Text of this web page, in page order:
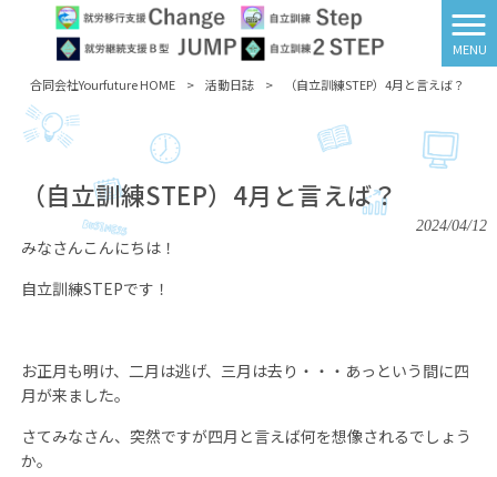
MENU
合同会社Yourfuture HOME
> 活動日誌 > （自立訓練STEP）4月と言えば？
（自立訓練STEP）4月と言えば？
2024/04/12
みなさんこんにちは！
自立訓練STEPです！
お正月も明け、二月は逃げ、三月は去り・・・あっという間に四
月が来ました。
さてみなさん、突然ですが四月と言えば何を想像されるでしょう
か。